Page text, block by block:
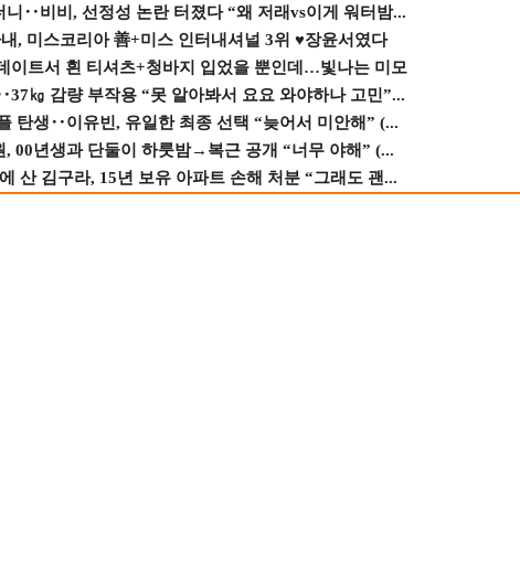
니‥비비, 선정성 논란 터졌다 “왜 저래vs이게 워터밤...
내, 미스코리아 善+미스 인터내셔널 3위 ♥장윤서였다
이트서 흰 티셔츠+청바지 입었을 뿐인데…빛나는 미모
㎏ 감량 부작용 “못 알아봐서 요요 와야하나 고민”...
탄생‥이유빈, 유일한 최종 선택 “늦어서 미안해” (...
, 00년생과 단둘이 하룻밤→복근 공개 “너무 야해” (...
산 김구라, 15년 보유 아파트 손해 처분 “그래도 괜...